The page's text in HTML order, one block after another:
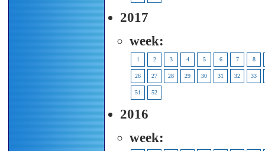
2017
week:
1 2 3 4 5 6 7 8
26 27 28 29 30 31 32 33
51 52
2016
week: